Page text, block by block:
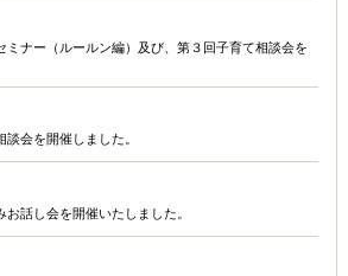
ミナー（ルールン編）及び、第３回子育て相談会を
談会を開催しました。
お話し会を開催いたしました。